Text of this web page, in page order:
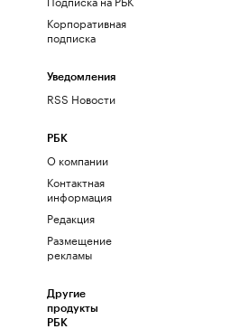
Корпоративная
подписка
Уведомления
RSS Новости
РБК
О компании
Контактная
информация
Редакция
Размещение
рекламы
Другие
продукты
РБК